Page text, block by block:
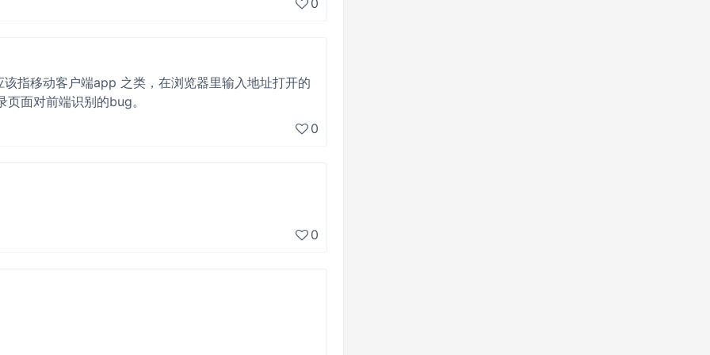
0
指移动客户端app 之类，在浏览器里输入地址打开的
面对前端识别的bug。
0
0